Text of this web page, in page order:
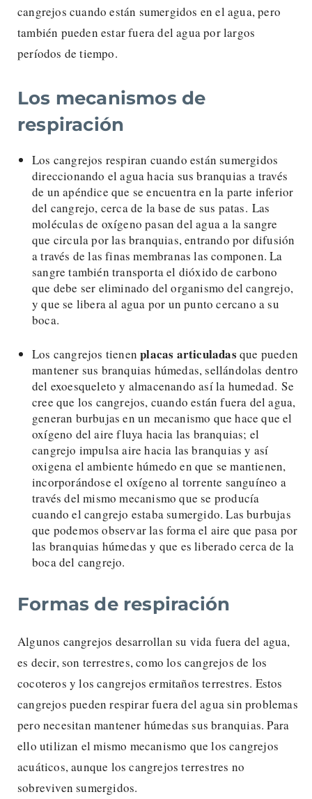
cangrejos cuando están sumergidos en el agua, pero
también pueden estar fuera del agua por largos
períodos de tiempo.
Los mecanismos de
respiración
Los cangrejos respiran cuando están sumergidos
direccionando el agua hacia sus branquias a través
de un apéndice que se encuentra en la parte inferior
del cangrejo, cerca de la base de sus patas. Las
moléculas de oxígeno pasan del agua a la sangre
que circula por las branquias, entrando por difusión
a través de las finas membranas las componen. La
sangre también transporta el dióxido de carbono
que debe ser eliminado del organismo del cangrejo,
y que se libera al agua por un punto cercano a su
boca.
Los cangrejos tienen placas articuladas que pueden
mantener sus branquias húmedas, sellándolas dentro
del exoesqueleto y almacenando así la humedad. Se
cree que los cangrejos, cuando están fuera del agua,
generan burbujas en un mecanismo que hace que el
oxígeno del aire fluya hacia las branquias; el
cangrejo impulsa aire hacia las branquias y así
oxigena el ambiente húmedo en que se mantienen,
incorporándose el oxígeno al torrente sanguíneo a
través del mismo mecanismo que se producía
cuando el cangrejo estaba sumergido. Las burbujas
que podemos observar las forma el aire que pasa por
las branquias húmedas y que es liberado cerca de la
boca del cangrejo.
Formas de respiración
Algunos cangrejos desarrollan su vida fuera del agua,
es decir, son terrestres, como los cangrejos de los
cocoteros y los cangrejos ermitaños terrestres. Estos
cangrejos pueden respirar fuera del agua sin problemas
pero necesitan mantener húmedas sus branquias. Para
ello utilizan el mismo mecanismo que los cangrejos
acuáticos, aunque los cangrejos terrestres no
sobreviven sumergidos.